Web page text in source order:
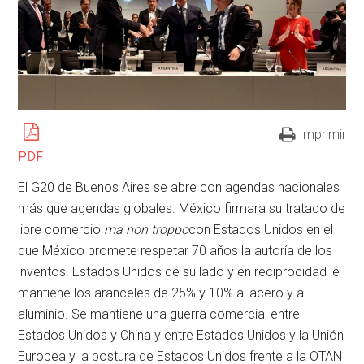
PDF
Imprimir
El G20 de Buenos Aires se abre con agendas nacionales
más que agendas globales. México firmara su tratado de
libre comercio ma non troppocon Estados Unidos en el
que México promete respetar 70 años la autoría de los
inventos. Estados Unidos de su lado y en reciprocidad le
mantiene los aranceles de 25% y 10% al acero y al
aluminio. Se mantiene una guerra comercial entre
Estados Unidos y China y entre Estados Unidos y la Unión
Europea y la postura de Estados Unidos frente a la OTAN